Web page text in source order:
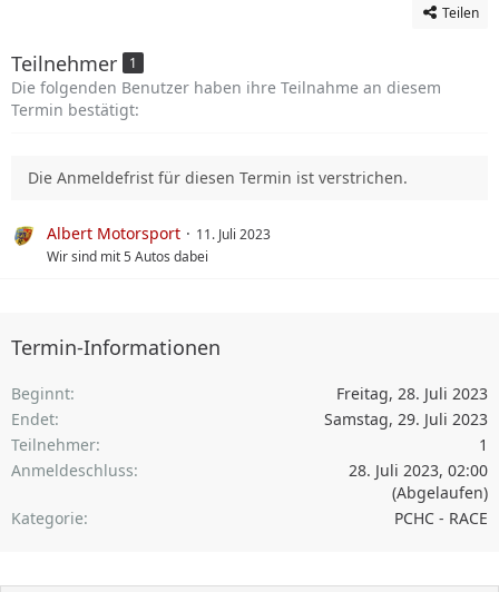
Teilen
Teilnehmer 1
Die folgenden Benutzer haben ihre Teilnahme an diesem
Termin bestätigt:
Die Anmeldefrist für diesen Termin ist verstrichen.
Albert Motorsport
11. Juli 2023
Wir sind mit 5 Autos dabei
Termin-Informationen
Beginnt
Freitag, 28. Juli 2023
Endet
Samstag, 29. Juli 2023
Teilnehmer
1
Anmeldeschluss
28. Juli 2023, 02:00
(Abgelaufen)
Kategorie
PCHC - RACE